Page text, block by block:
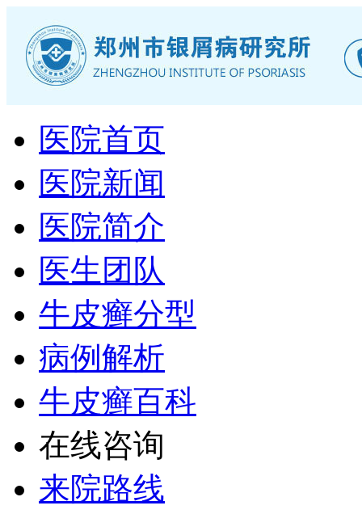
医院首页
医院新闻
医院简介
医生团队
牛皮癣分型
病例解析
牛皮癣百科
在线咨询
来院路线